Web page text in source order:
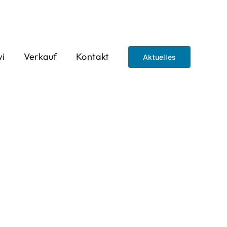
Verkauf Kontakt Aktuelles